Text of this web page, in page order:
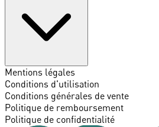
Mentions légales
Conditions d'utilisation
Conditions générales de vente
Politique de remboursement
Politique de confidentialité